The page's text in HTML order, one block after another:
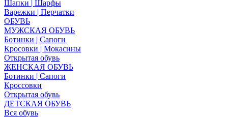
Шапки | Шарфы
Варежки | Перчатки
ОБУВЬ
МУЖСКАЯ ОБУВЬ
Ботинки | Сапоги
Кросовки | Мокасины
Открытая обувь
ЖЕНСКАЯ ОБУВЬ
Ботинки | Сапоги
Кроссовки
Открытая обувь
ДЕТСКАЯ ОБУВЬ
Вся обувь